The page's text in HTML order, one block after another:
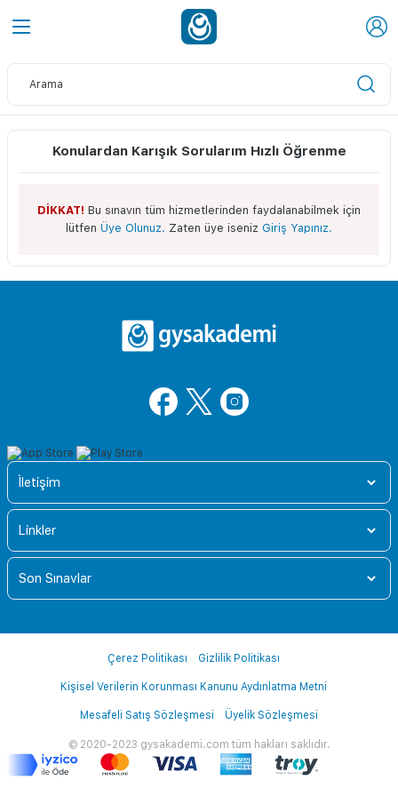
Konulardan Karışık Sorularım Hızlı Öğrenme
DİKKAT! Bu sınavın tüm hizmetlerinden faydalanabilmek için
lütfen Üye Olunuz. Zaten üye iseniz Giriş Yapınız.
İletişim
Linkler
Son Sınavlar
© 2020-2023 gysakademi.com tüm hakları saklıdır.
Çerez Politikası Gizlilik Politikası
Kişisel Verilerin Korunması Kanunu Aydınlatma Metni
Mesafeli Satış Sözleşmesi Üyelik Sözleşmesi